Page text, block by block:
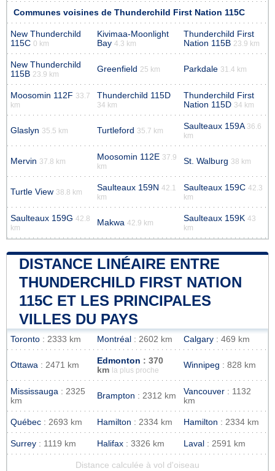
Communes voisines de Thunderchild First Nation 115C
New Thunderchild
115C 0 km
Kivimaa-Moonlight
Bay 4.3 km
Thunderchild First
Nation 115B 23.9 km
New Thunderchild
115B 23.9 km
Greenfield 25 km Parkdale 31.4 km
Moosomin 112F 33.7
km
Thunderchild 115D
34 km
Thunderchild First
Nation 115D 34 km
Glaslyn 35.5 km Turtleford 35.7 km Saulteaux 159A 36.6
km
Mervin 37.8 km Moosomin 112E 37.9
km
St. Walburg 38 km
Turtle View 38.8 km Saulteaux 159N 42.1
km
Saulteaux 159C 42.3
km
Saulteaux 159G 42.8
km
Makwa 42.9 km Saulteaux 159K 43
km
DISTANCE LINÉAIRE ENTRE
THUNDERCHILD FIRST NATION
115C ET LES PRINCIPALES
VILLES DU PAYS
Toronto : 2333 km Montréal : 2602 km Calgary : 469 km
Ottawa : 2471 km Edmonton : 370
km
la plus proche
Winnipeg : 828 km
Mississauga : 2325
km
Brampton : 2312 km Vancouver : 1132
km
Québec : 2693 km Hamilton : 2334 km Hamilton : 2334 km
Surrey : 1119 km Halifax : 3326 km Laval : 2591 km
Distance calculée à vol d'oiseau